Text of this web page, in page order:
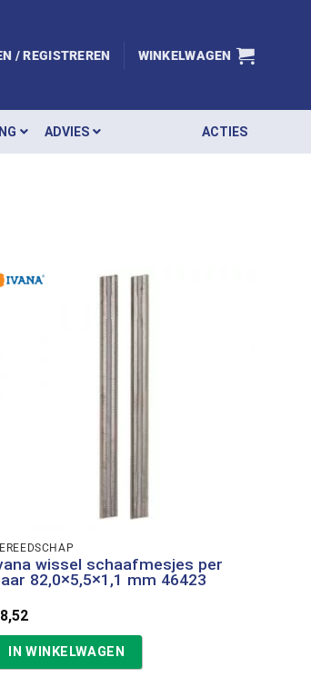
/ REGISTREREN WINKELWAGEN
ADVIES ACTIES
wissel schaafmesjes per
82,0×5,5×1,1 mm 46423
8,52
IN WINKELWAGEN